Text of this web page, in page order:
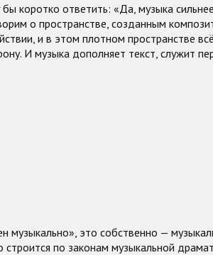
коротко ответить: «Да, музыка
о пространстве, созданным
и в этом плотном пространстве
И музыка дополняет текст, служит
музыкально», это собственно —
строится по законам музыкальной